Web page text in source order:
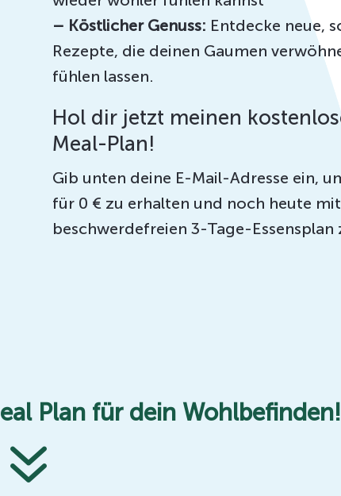
– Köstlicher Genuss: Entdecke neue,
Rezepte, die deinen Gaumen
fühlen lassen.
Hol dir jetzt meinen
Meal-Plan!
Gib unten deine E-Mail-Adresse ein,
für 0 € zu erhalten und noch heute
beschwerdefreien 3-Tage-Essensplan
Plan für dein Wohlbefinden!
7